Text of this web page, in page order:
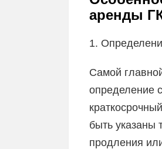
аренды
1.
Самой
определение
быть указаны
продления